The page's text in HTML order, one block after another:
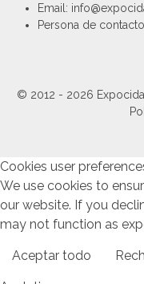
Email:
Persona de
© 2012 - 2026
Cookies user
We use cookies to
our website. If you
may not function as
Aceptar todo